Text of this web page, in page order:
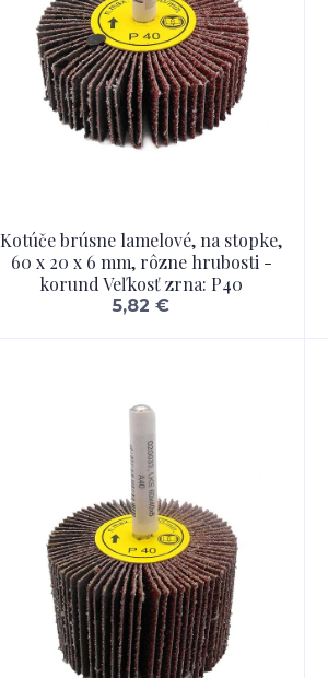
Kotúče brúsne lamelové, na stopke,
60 x 20 x 6 mm, rôzne hrubosti -
korund Veľkosť zrna: P40
5,82 €